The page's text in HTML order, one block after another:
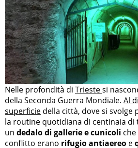
Nelle profondità di Triestesi
della Seconda Guerra Mondiale. Al
superficie della città, dove si svolge
la routine quotidiana di centinaia di
un dedalo di gallerie e cunicoli
conflitto erano rifugio antiaereo e